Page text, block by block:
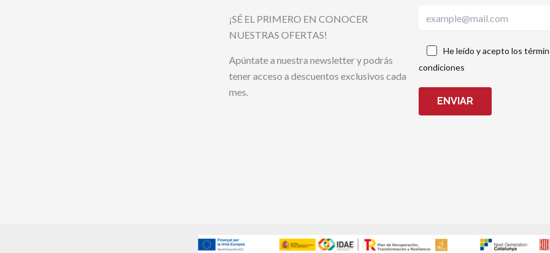
¡SÉ EL PRIMERO EN CONOCER
NUESTRAS OFERTAS!
Apúntate a nuestra newsletter y podrás
tener acceso a descuentos exclusivos cada
mes.
He leído y acepto los
condiciones
ENVIAR